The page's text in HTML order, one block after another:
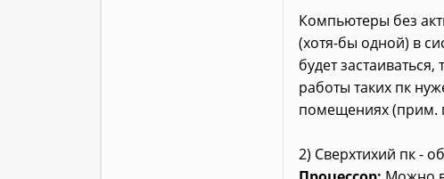
Компьютеры без
(хотя-бы одной) в
будет
работы таких пк
помещениях (прим.
2) Сверхтихий пк -